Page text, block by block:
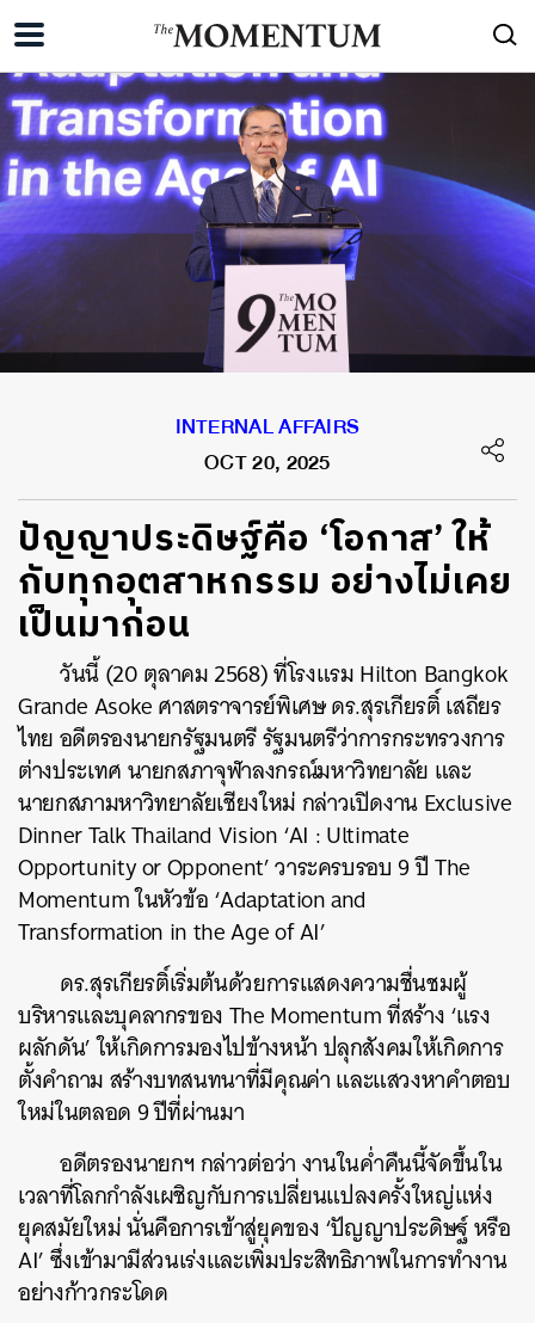
INTERNAL AFFAIRS
OCT 20, 2025
ปัญญาประดิษฐ์คือ ‘โอกาส’ ให้
กับทุกอุตสาหกรรม อย่างไม่เคย
เป็นมาก่อน
วันนี้ (20 ตุลาคม 2568) ที่โรงแรม Hilton Bangkok
Grande Asoke ศาสตราจารย์พิเศษ ดร.สุรเกียรติ์ เสถียร
ไทย อดีตรองนายกรัฐมนตรี รัฐมนตรีว่าการกระทรวงการ
ต่างประเทศ นายกสภาจุฬาลงกรณ์มหาวิทยาลัย และ
นายกสภามหาวิทยาลัยเชียงใหม่ กล่าวเปิดงาน Exclusive
Dinner Talk Thailand Vision ‘AI : Ultimate
Opportunity or Opponent’ วาระครบรอบ 9 ปี The
Momentum ในหัวข้อ ‘Adaptation and
Transformation in the Age of AI’
ดร.สุรเกียรติ์เริ่มต้นด้วยการแสดงความชื่นชมผู้
บริหารและบุคลากรของ The Momentum ที่สร้าง ‘แรง
ผลักดัน’ ให้เกิดการมองไปข้างหน้า ปลุกสังคมให้เกิดการ
ตั้งคำถาม สร้างบทสนทนาที่มีคุณค่า และแสวงหาคำตอบ
ใหม่ในตลอด 9 ปีที่ผ่านมา
อดีตรองนายกฯ กล่าวต่อว่า งานในค่ำคืนนี้จัดขึ้นใน
เวลาที่โลกกำลังเผชิญกับการเปลี่ยนแปลงครั้งใหญ่แห่ง
ยุคสมัยใหม่ นั่นคือการเข้าสู่ยุคของ ‘ปัญญาประดิษฐ์ หรือ
AI’ ซึ่งเข้ามามีส่วนเร่งและเพิ่มประสิทธิภาพในการทำงาน
อย่างก้าวกระโดด